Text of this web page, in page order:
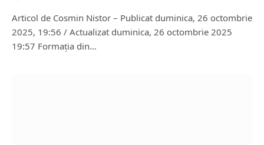
Articol de Cosmin Nistor – Publicat duminica, 26 octombrie
2025, 19:56 / Actualizat duminica, 26 octombrie 2025
19:57 Formația din…